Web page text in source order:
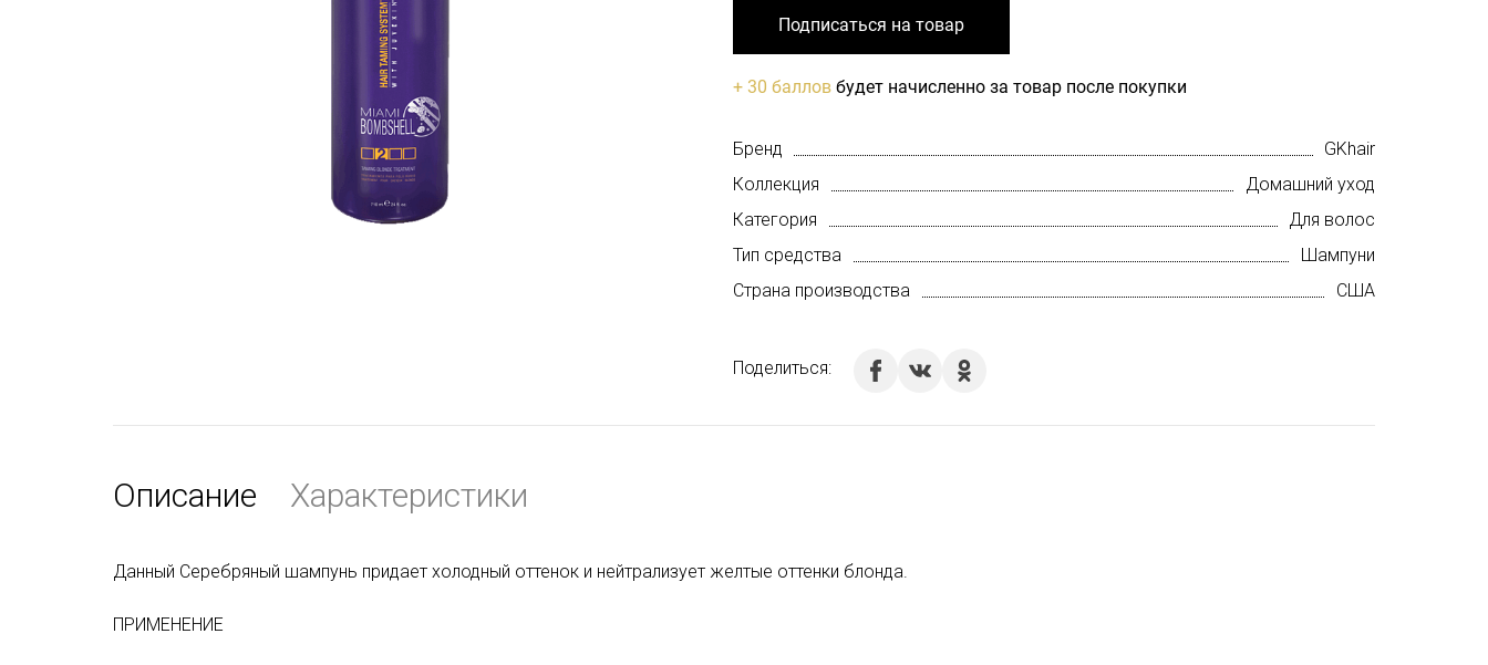
Подписаться на товар
+ 30 баллов будет начисленно за товар после покупки
Бренд
GKhair
Коллекция
Домашний уход
Категория
Для волос
Тип средства
Шампуни
Страна производства
США
Поделиться:
Описание Характеристики
Данный Серебряный шампунь придает холодный оттенок и нейтрализует желтые оттенки блонда.
ПРИМЕНЕНИЕ